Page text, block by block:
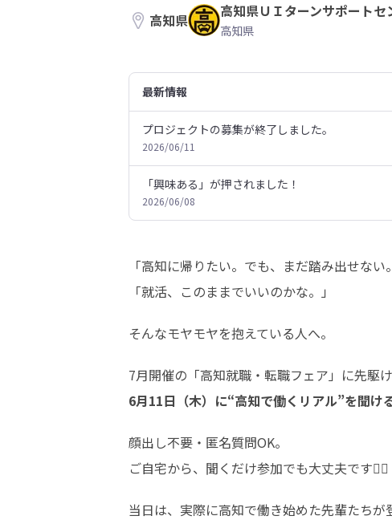
高知県 高知県ＵＩターンサポートセ
高知県
最新情報
プロジェクトの募集が終了しました。
2026/06/11
「興味ある」が押されました！
2026/06/08
「高知に帰りたい。でも、まだ踏み出せない
「就活、このままでいいのかな。」
そんなモヤモヤを抱えている人へ。
6月11日（木）に“高知で働くリアル”を聞け
顔出し不要・匿名質問OK。
ご自宅から、聞くだけ参加でも大丈夫です🙆‍♂️
当日は、実際に高知で働き始めた先輩たちが